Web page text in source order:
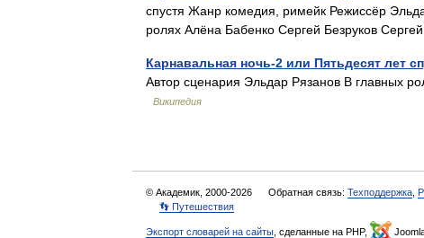
спустя Жанр комедия, римейк Режиссёр
ролях Алёна Бабенко Сергей Безруков
Карнавальная ночь-2 или Пятьдесят лет
Автор сценария Эльдар Рязанов В главных
Википедия
© Академик, 2000-2026 Обратная связь: Техподдержка
👣 Путешествия
Экспорт словарей на сайты , сделанные на PHP,